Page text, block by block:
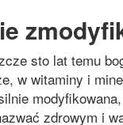
sto lat temu
w witaminy i
zdrowym i